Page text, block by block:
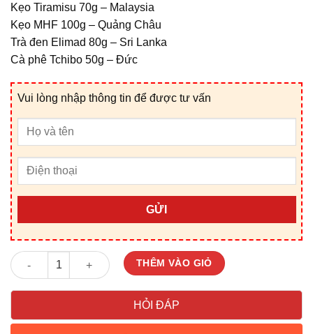
Kẹo Tiramisu 70g – Malaysia
Kẹo MHF 100g – Quảng Châu
Trà đen Elimad 80g – Sri Lanka
Cà phê Tchibo 50g – Đức
Vui lòng nhập thông tin để được tư vấn
GỬI
Giỏ Quà Tết V25194D số lượngTHÊM VÀO GIỎ
HỎI ĐÁP